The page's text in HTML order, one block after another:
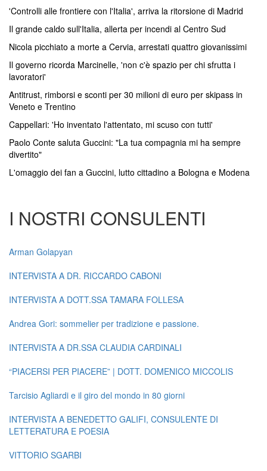
'Controlli alle frontiere con l'Italia', arriva la ritorsione di Madrid
Il grande caldo sull'Italia, allerta per incendi al Centro Sud
Nicola picchiato a morte a Cervia, arrestati quattro giovanissimi
Il governo ricorda Marcinelle, 'non c'è spazio per chi sfrutta i
lavoratori'
Antitrust, rimborsi e sconti per 30 milioni di euro per skipass in
Veneto e Trentino
Cappellari: 'Ho inventato l'attentato, mi scuso con tutti'
Paolo Conte saluta Guccini: "La tua compagnia mi ha sempre
divertito"
L'omaggio dei fan a Guccini, lutto cittadino a Bologna e Modena
I NOSTRI CONSULENTI
Arman Golapyan
INTERVISTA A DR. RICCARDO CABONI
INTERVISTA A DOTT.SSA TAMARA FOLLESA
Andrea Gori: sommelier per tradizione e passione.
INTERVISTA A DR.SSA CLAUDIA CARDINALI
“PIACERSI PER PIACERE” | DOTT. DOMENICO MICCOLIS
Tarcisio Agliardi e il giro del mondo in 80 giorni
INTERVISTA A BENEDETTO GALIFI, CONSULENTE DI
LETTERATURA E POESIA
VITTORIO SGARBI